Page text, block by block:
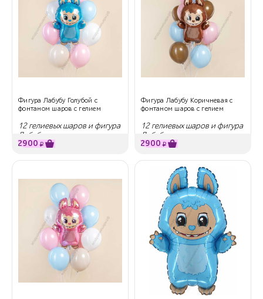
Фигура Лабубу Голубой с
фонтаном шаров с гелием
12 гелиевых шаров и фигура
Лабубу
2900 ₽
Фигура Лабубу Коричневая с
фонтаном шаров с гелием
12 гелиевых шаров и фигура
Лабубу
2900 ₽